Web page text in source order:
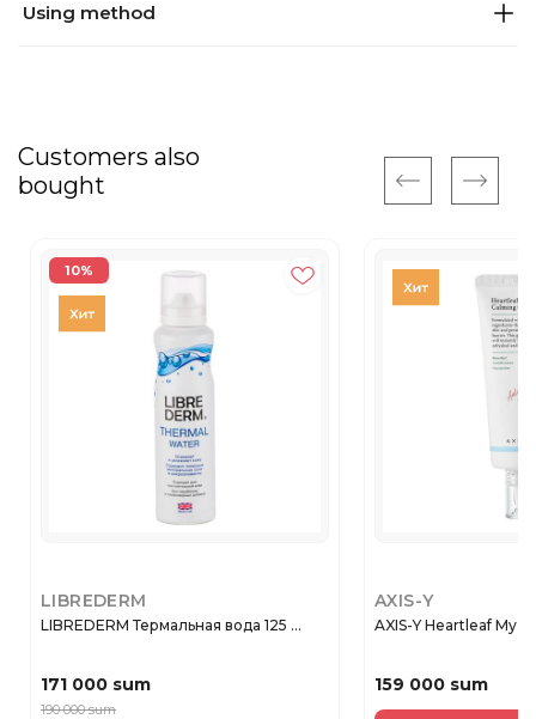
Using method
Customers also
bought
10%
LIBREDERM
LIBREDERM Термальная вода 125 ...
171 000 sum
190 000 sum
AXIS-Y
AXIS-Y Heartleaf My-
159 000 sum